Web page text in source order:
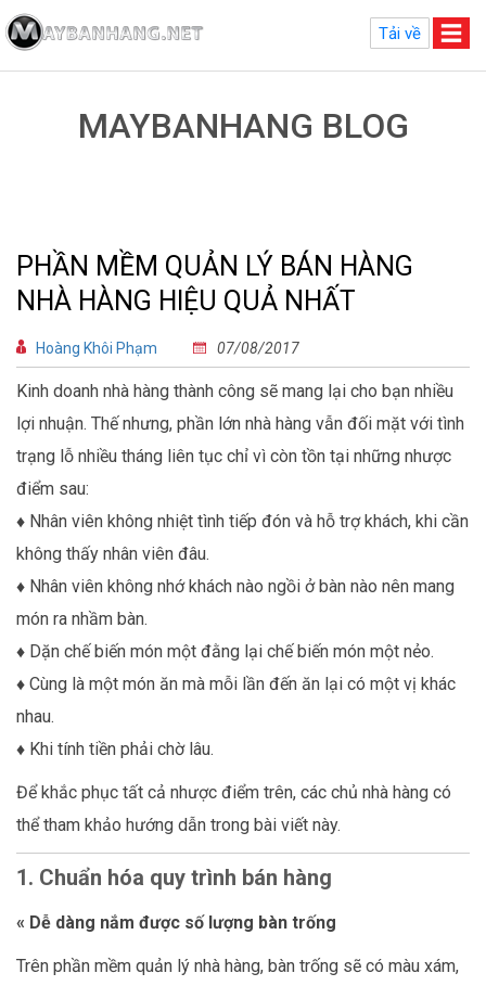
Tải về
MAYBANHANG BLOG
PHẦN MỀM QUẢN LÝ BÁN HÀNG
NHÀ HÀNG HIỆU QUẢ NHẤT
Hoàng Khôi Phạm 07/08/2017
Kinh doanh nhà hàng thành công sẽ mang lại cho bạn nhiều
lợi nhuận. Thế nhưng, phần lớn nhà hàng vẫn đối mặt với tình
trạng lỗ nhiều tháng liên tục chỉ vì còn tồn tại những nhược
điểm sau:
♦ Nhân viên không nhiệt tình tiếp đón và hỗ trợ khách, khi cần
không thấy nhân viên đâu.
♦ Nhân viên không nhớ khách nào ngồi ở bàn nào nên mang
món ra nhầm bàn.
♦ Dặn chế biến món một đằng lại chế biến món một nẻo.
♦ Cùng là một món ăn mà mỗi lần đến ăn lại có một vị khác
nhau.
♦ Khi tính tiền phải chờ lâu.
Để khắc phục tất cả nhược điểm trên, các chủ nhà hàng có
thể tham khảo hướng dẫn trong bài viết này.
1. Chuẩn hóa quy trình bán hàng
« Dễ dàng nắm được số lượng bàn trống
Trên phần mềm quản lý nhà hàng, bàn trống sẽ có màu xám,